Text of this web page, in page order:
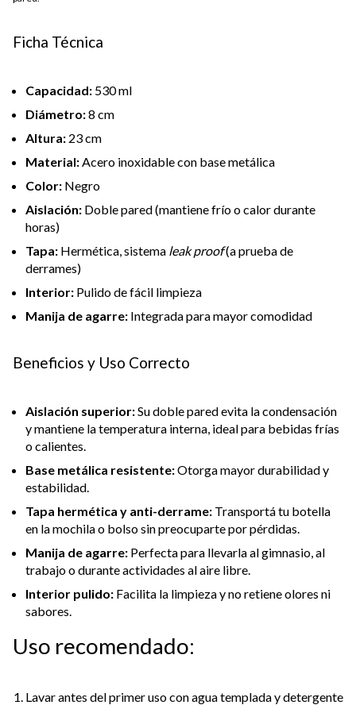
Ficha Técnica
Capacidad: 530 ml
Diámetro:8 cm
Altura: 23 cm
Material:Acero inoxidable con base metálica
Color: Negro
Aislación: Doble pared (mantiene frío o calor durante
horas)
Tapa: Hermética, sistema leak proof(a prueba de
derrames)
Interior: Pulido de fácil limpieza
Manija de agarre: Integrada para mayor comodidad
Beneficios y Uso Correcto
Aislación superior:Su doble pared evita la condensación
y mantiene la temperatura interna, ideal para bebidas frías
o calientes.
Base metálica resistente:Otorga mayor durabilidad y
estabilidad.
Tapa hermética y anti-derrame: Transportá tu botella
en la mochila o bolso sin preocuparte por pérdidas.
Manija de agarre: Perfecta para llevarla al gimnasio, al
trabajo o durante actividades al aire libre.
Interior pulido: Facilita la limpieza y no retiene olores ni
sabores.
Uso recomendado:
Lavar antes del primer uso con agua templada y detergente